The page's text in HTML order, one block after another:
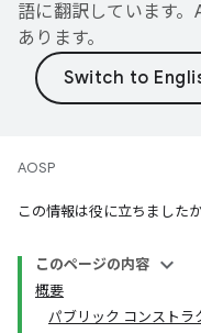
語に翻訳しています
あります。
AOSP
この情報は役に立ちました
このページの内容
概要
パブリック コンストラ